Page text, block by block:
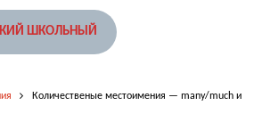
ШКОЛЬНЫЙ
Количественые местоимения — many/much и